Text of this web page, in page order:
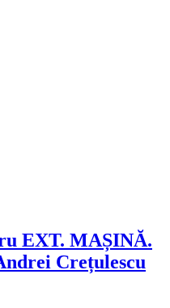
EXT. MAȘINĂ.
Crețulescu